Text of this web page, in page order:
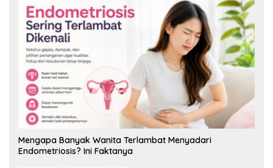
Mengapa Banyak Wanita Terlambat Menyadari
Endometriosis? Ini Faktanya